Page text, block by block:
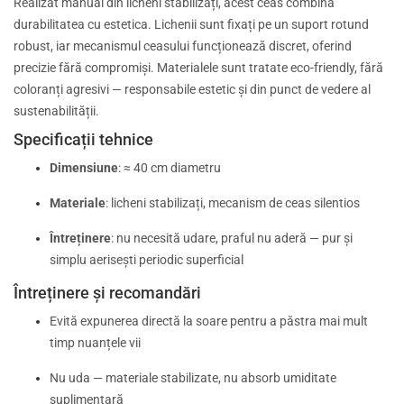
durabilitatea cu estetica. Lichenii sunt fixați pe un suport rotund
robust, iar mecanismul ceasului funcționează discret, oferind
precizie fără compromiși. Materialele sunt tratate eco-friendly, fără
coloranți agresivi — responsabile estetic și din punct de vedere al
sustenabilității.
Specificații tehnice
Dimensiune: ≈ 40 cm diametru
Materiale: licheni stabilizați, mecanism de ceas silentios
Întreținere: nu necesită udare, praful nu aderă — pur și
simplu aerisești periodic superficial
Întreținere și recomandări
Evită expunerea directă la soare pentru a păstra mai mult
timp nuanțele vii
Nu uda — materiale stabilizate, nu absorb umiditate
suplimentară